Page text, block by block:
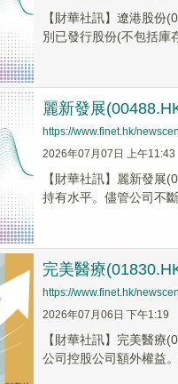
【財華社訊】遼港股份
別已發行股份(不包括庫
麗新發展
https://www.finet.hk/
2026年07月07日 上午11:43
【財華社訊】麗新發展
持有水平。儘管公司不
完美醫療
https://www.finet.hk/
2026年07月06日 下午1:19
【財華社訊】完美醫療
公司控股公司額外權益